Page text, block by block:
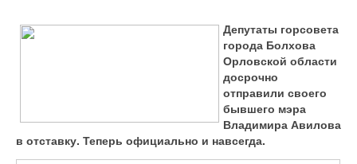
Депутаты горсовета
города Болхова
Орловской области
досрочно
отправили своего
бывшего мэра
Владимира Авилова
в отставку. Теперь официально и навсегда.